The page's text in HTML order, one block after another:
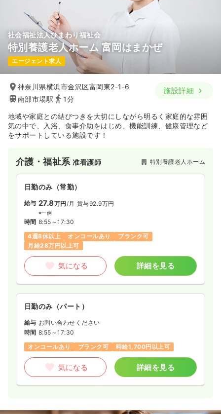
社会福祉法人ひまわり福祉会
特別養護老人ホーム 富岡はまかぜ
エージェント求人
神奈川県横浜市金沢区富岡東2-1-6
南部市場駅
1分
施設詳細
地域や家庭との結びつきを大切にしながら明るく家庭的な雰囲
気の中で、入浴、食事介助をはじめ、機能訓練、健康管理など
をサポートしている施設です！
介護・福祉系准看護師 特別養護老人ホーム
日勤のみ（常勤）
給与 27.8万円/月 賞与92.9万円
※一例
時間 8:55～17:30
4週8休以上
オンコールあり
ブランク可
月給28万円以上可
気になる 詳細を見る
日勤のみ（パート）
給与 お問い合わせください
時間 8:55～17:30
オンコールあり
ブランク可 時給1,700円以上可
気になる 詳細を見る